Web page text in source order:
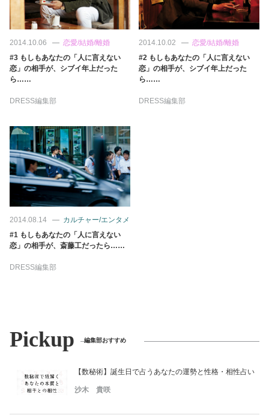
カルチャー/エンタメ
占い
性と愛
ゲーム
2014.10.06
恋愛/結婚/離婚
#3 もしもあなたの「人に言えない
恋」の相手が、シブイ年上だった
ら……
DRESS編集部
2014.10.02
恋愛/結婚/離婚
#2 もしもあなたの「人に言えない
恋」の相手が、シブイ年上だった
ら……
DRESS編集部
2014.08.14
カルチャー/エンタメ
#1 もしもあなたの「人に言えない
恋」の相手が、斎藤工だったら……
DRESS編集部
Pickup 編集部おすすめ
【数秘術】誕生日で占うあなたの運勢と性格・相性占い
沙木 貴咲